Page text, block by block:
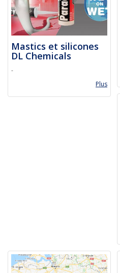
Mastics et silicones
DL Chemicals
-
Plus